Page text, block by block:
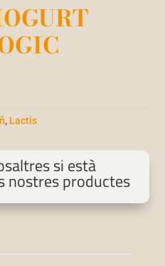
, Lactis
si està
nostres productes